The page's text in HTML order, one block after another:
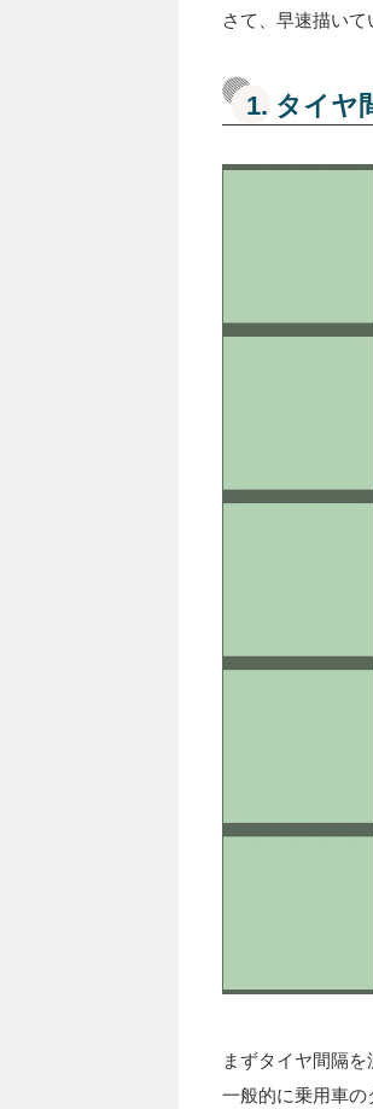
さて、早速描いて
1. タイヤ
まずタイヤ間隔を
一般的に乗用車の